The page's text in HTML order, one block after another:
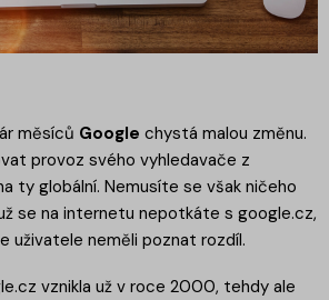
měsíců Google chystá malou změnu.
provoz svého vyhledavače z
ty globální. Nemusíte se však ničeho
se na internetu nepotkáte s google.cz,
uživatele neměli poznat rozdíl.
vznikla už v roce 2000, tehdy ale